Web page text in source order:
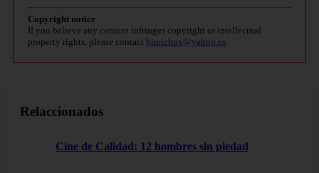
Copyright notice
If you believe any content infringes copyright or intellectual
property rights, please contact bitelchux@yahoo.es
Relaccionados
Cine de Calidad: 12 hombres sin piedad